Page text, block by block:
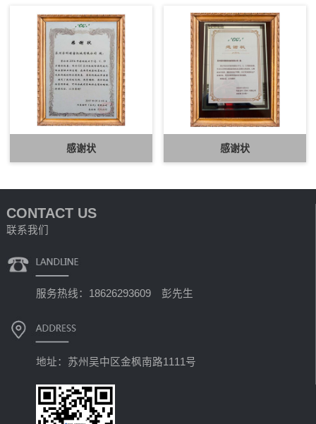
感谢状 感谢状
CONTACT US
联系我们
服务热线：18626293609 彭先生
地址：苏州吴中区金枫南路1111号